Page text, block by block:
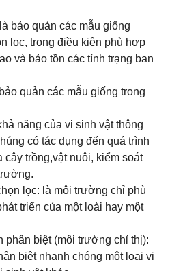
bảo quản các mẫu giống
lọc, trong điều kiện phù hợp
và bảo tồn các tính trạng ban
quản các mẫu giống trong
năng của vi sinh vật thông
có tác dụng đến quá trình
trồng,vật nuôi, kiểm soát
lọc: là môi trường chỉ phù
triển của một loài hay một
phân biệt (môi trường chỉ thị):
biệt nhanh chóng một loại vi